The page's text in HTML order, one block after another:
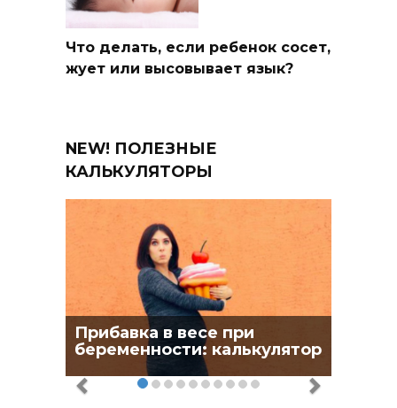
Что делать, если ребенок сосет,
жует или высовывает язык?
NEW! ПОЛЕЗНЫЕ
КАЛЬКУЛЯТОРЫ
Прибавка в весе при
беременности: калькулятор